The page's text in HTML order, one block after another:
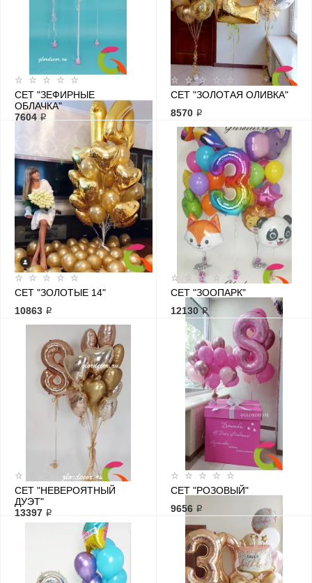
СЕТ "ЗЕФИРНЫЕ
ОБЛАЧКА"
7604 ₽
СЕТ "ЗОЛОТАЯ ОЛИВКА"
8570 ₽
СЕТ "ЗОЛОТЫЕ 14"
10863 ₽
СЕТ "ЗООПАРК"
12130 ₽
СЕТ "НЕВЕРОЯТНЫЙ
ДУЭТ"
13397 ₽
СЕТ "РОЗОВЫЙ"
9656 ₽